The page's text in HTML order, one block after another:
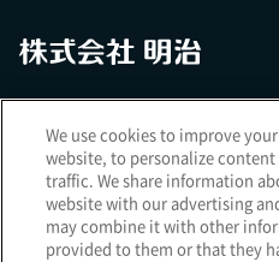
アクセシビリティへの対応方針ご
Cookie Settings
We use cookies to improve
website, to personalize
traffic. We share information
website with our advertising
may combine it with other
provided to them or that they